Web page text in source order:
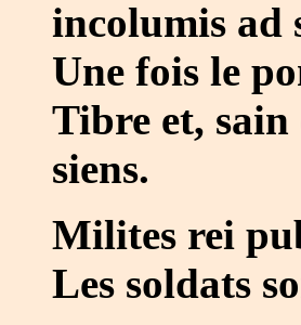
incolumis ad
Une fois le
Tibre et, sain
siens.
Milites rei
Les soldats